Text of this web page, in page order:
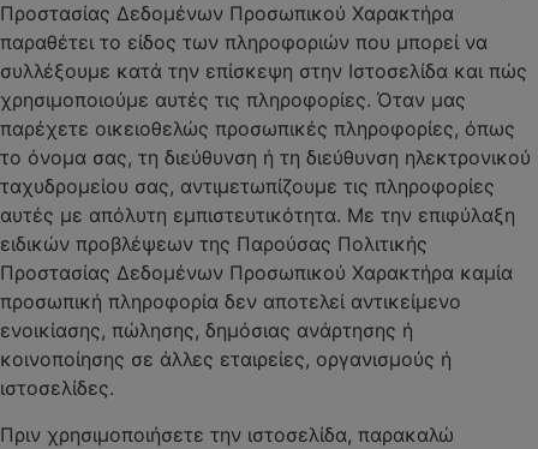
Προστασίας Δεδομένων Προσωπικού Χαρακτήρα
παραθέτει το είδος των πληροφοριών που μπορεί να
συλλέξουμε κατά την επίσκεψη στην Ιστοσελίδα και πώς
χρησιμοποιούμε αυτές τις πληροφορίες. Όταν μας
παρέχετε οικειοθελώς προσωπικές πληροφορίες, όπως
το όνομα σας, τη διεύθυνση ή τη διεύθυνση ηλεκτρονικού
ταχυδρομείου σας, αντιμετωπίζουμε τις πληροφορίες
αυτές με απόλυτη εμπιστευτικότητα. Με την επιφύλαξη
ειδικών προβλέψεων της Παρούσας Πολιτικής
Προστασίας Δεδομένων Προσωπικού Χαρακτήρα καμία
προσωπική πληροφορία δεν αποτελεί αντικείμενο
ενοικίασης, πώλησης, δημόσιας ανάρτησης ή
κοινοποίησης σε άλλες εταιρείες, οργανισμούς ή
ιστοσελίδες.
Πριν χρησιμοποιήσετε την ιστοσελίδα, παρακαλώ